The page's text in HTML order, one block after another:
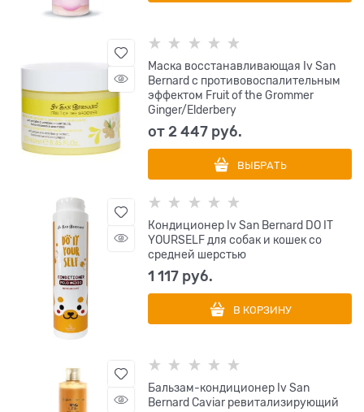
Маска восстанавливающая Iv San
Bernard с противовоспалительным
эффектом Fruit of the Grommer
Ginger/Elderbery
от2 447 руб.
ВЫБРАТЬ
Кондиционер Iv San Bernard DO IT
YOURSELF для собак и кошек со
средней шерстью
1 117 руб.
В КОРЗИНУ
Бальзам-кондиционер Iv San
Bernard Caviar ревитализирующий